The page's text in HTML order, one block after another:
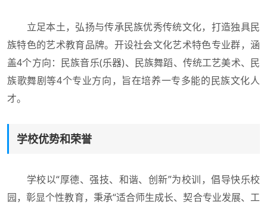
立足本土，弘扬与传承民族优秀传统文化，打造独具民
族特色的艺术教育品牌。开设社会文化艺术特色专业群，涵
盖4个方向：民族音乐(乐器)、民族舞蹈、传统工艺美术、民
族歌舞剧等4个专业方向，旨在培养一专多能的民族文化人
才。
学校优势和荣誉
学校以“厚德、强技、和谐、创新”为校训，倡导快乐校
园，彰显个性教育，秉承“适合师生成长、契合专业发展、工